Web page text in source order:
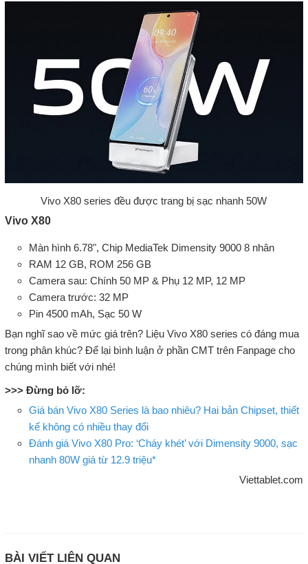
Vivo X80 series đều được trang bị sạc nhanh 50W
Vivo X80
Màn hình 6.78", Chip MediaTek Dimensity 9000 8 nhân
RAM 12 GB, ROM 256 GB
Camera sau: Chính 50 MP & Phụ 12 MP, 12 MP
Camera trước: 32 MP
Pin 4500 mAh, Sạc 50 W
Bạn nghĩ sao về mức giá trên? Liệu Vivo X80 series có đáng mua
trong phân khúc? Để lại bình luận ở phần CMT trên Fanpage cho
chúng mình biết với nhé!
>>> Đừng bỏ lỡ:
Giá bán Vivo X80 Series là bao nhiêu? Hai bản Chipset, thiết
kế không có nhiều thay đổi
Đánh giá Vivo X80 Pro: ‘Cháy khét’ với Dimensity 9000, sạc
nhanh 80W giá từ 12.9 triệu*
Viettablet.com
BÀI VIẾT LIÊN QUAN